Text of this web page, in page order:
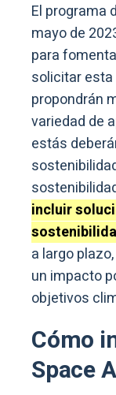
El programa
mayo de
para
solicitar
propondrán
variedad de
estás
incluir
a largo
un impacto
objetivos
Cómo
Space